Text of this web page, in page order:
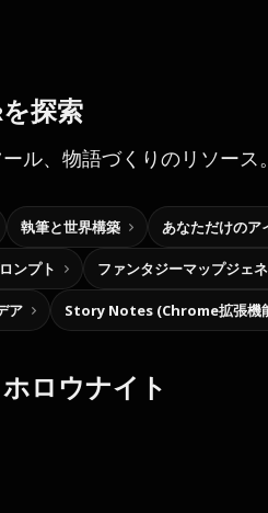
探索
ル、物語づくりのリソース。
執筆と世界構築 あなただけのア
ンプト ファンタジーマップジェ
ア Story Notes (Chrome拡張機
ロウナイト